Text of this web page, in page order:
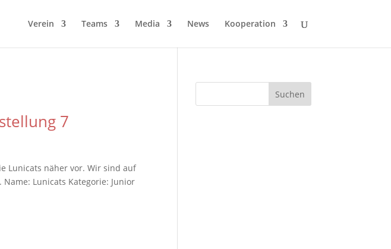
Verein Teams Media News Kooperation
7
Lunicats näher vor. Wir sind auf
Lunicats Kategorie: Junior